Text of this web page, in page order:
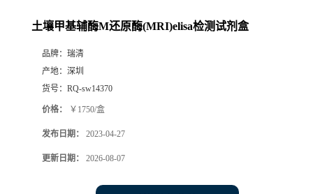
土壤甲基辅酶M还原酶(MRI)elisa检测试剂盒
品牌： 瑞清
产地： 深圳
货号： RQ-sw14370
价格： ￥1750/盒
发布日期： 2023-04-27
更新日期： 2026-08-07